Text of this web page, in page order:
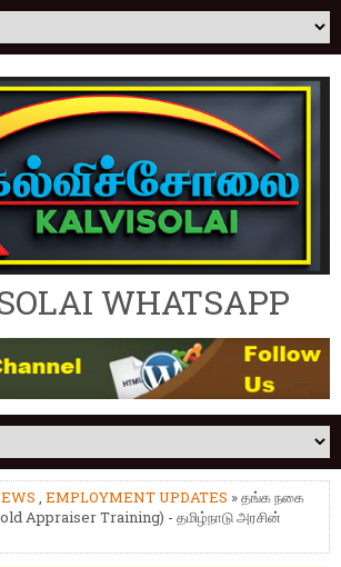
WHATSAPP
, EMPLOYMENT UPDATES » தங்க நகை
Appraiser Training) - தமிழ்நாடு அரசின்